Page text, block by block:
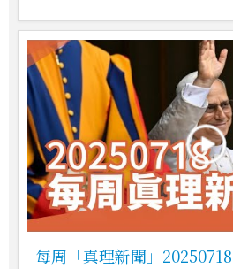
每周「真理新聞」20250718